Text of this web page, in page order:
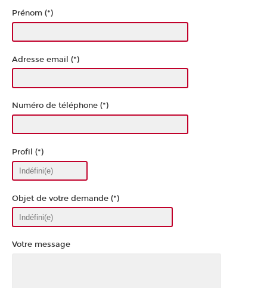
Prénom (*)
Adresse email (*)
Numéro de téléphone (*)
Profil (*)
Objet de votre demande (*)
Votre message